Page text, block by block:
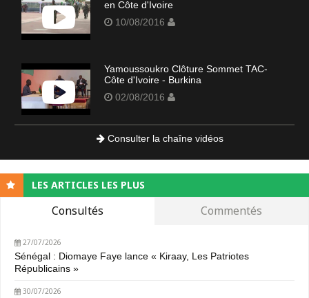
en Côte d'Ivoire
10/08/2016
Yamoussoukro Clôture Sommet TAC-
Côte d'Ivoire - Burkina
02/08/2016
Consulter la chaîne vidéos
LES ARTICLES LES PLUS
Consultés Commentés
27/07/2026
Sénégal : Diomaye Faye lance « Kiraay, Les Patriotes
Républicains »
30/07/2026